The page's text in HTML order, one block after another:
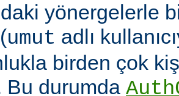
yönergelerle
umut adlı
birden çok
Bu durumda